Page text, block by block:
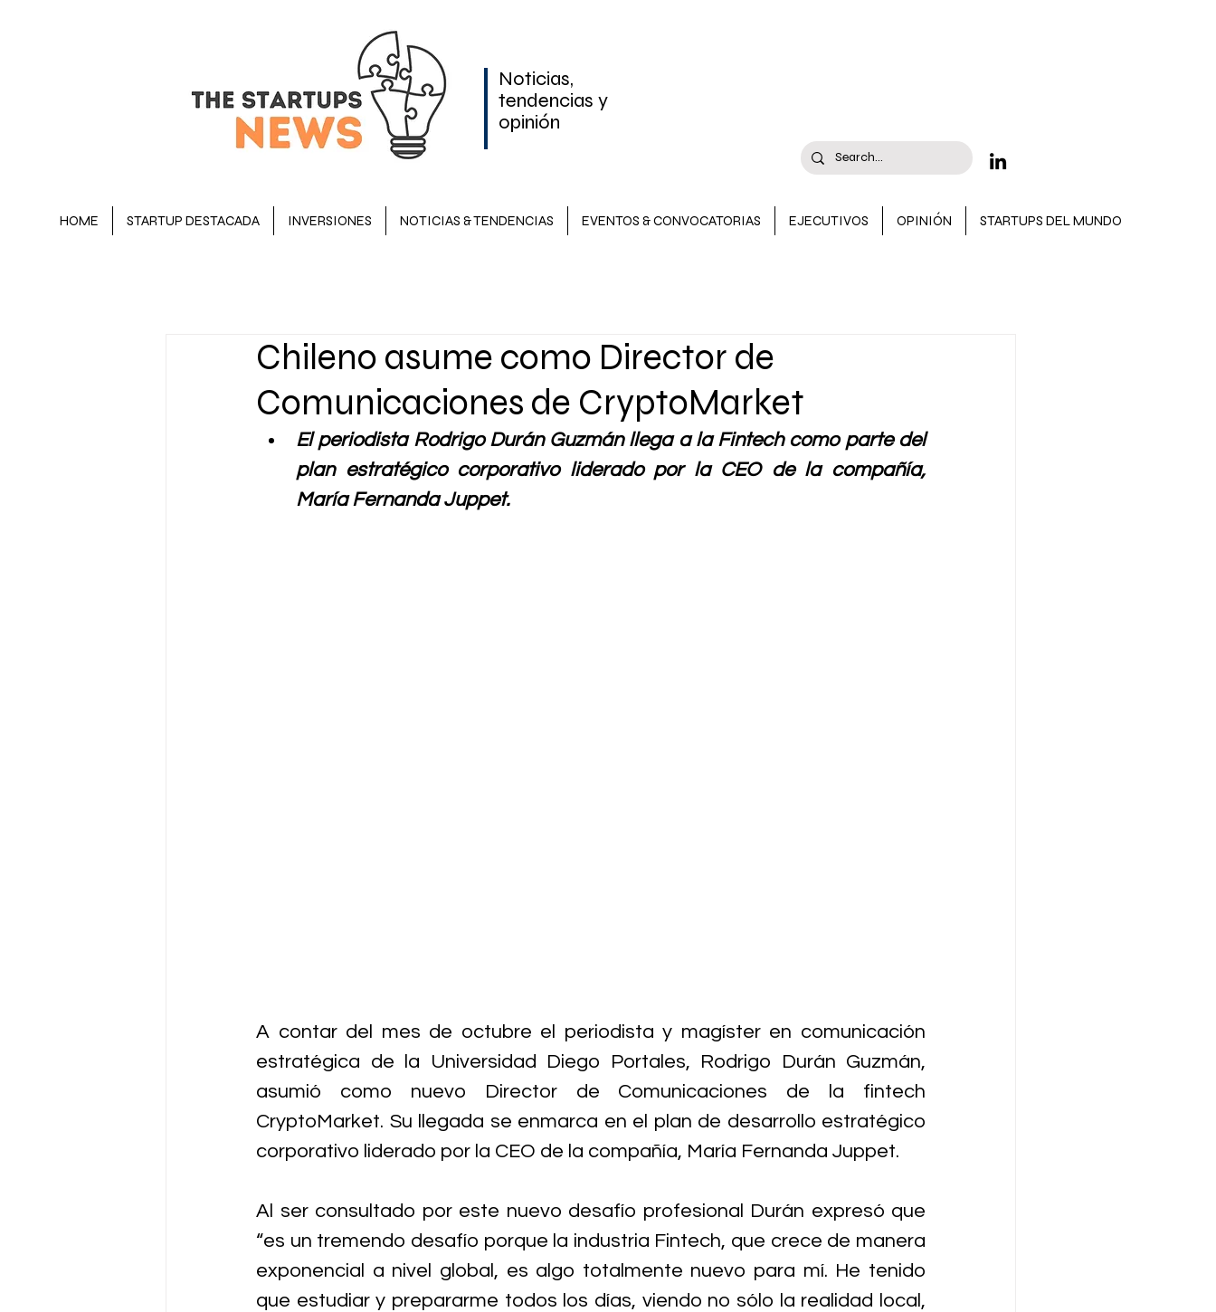
Noticias,
tendencias y
opinión
HOME STARTUP DESTACADA INVERSIONES NOTICIAS & TENDENCIAS EVENTOS & CONVOCATORIAS EJECUTIVOS OPINIÓN STARTUPS DEL MUNDO
EJECUTIVOS LATAM
Chileno asume como Director de
Comunicaciones de CryptoMarket
El periodista Rodrigo Durán Guzmán llega a la Fintech como parte del
plan estratégico corporativo liderado por la CEO de la compañía,
María Fernanda Juppet.
A contar del mes de octubre el periodista y magíster en comunicación
estratégica de la Universidad Diego Portales, Rodrigo Durán Guzmán,
asumió como nuevo Director de Comunicaciones de la fintech
CryptoMarket. Su llegada se enmarca en el plan de desarrollo estratégico
corporativo liderado por la CEO de la compañía, María Fernanda Juppet.
Al ser consultado por este nuevo desafío profesional Durán expresó que
“es un tremendo desafío porque la industria Fintech, que crece de manera
exponencial a nivel global, es algo totalmente nuevo para mí. He tenido
que estudiar y prepararme todos los días, viendo no sólo la realidad local,